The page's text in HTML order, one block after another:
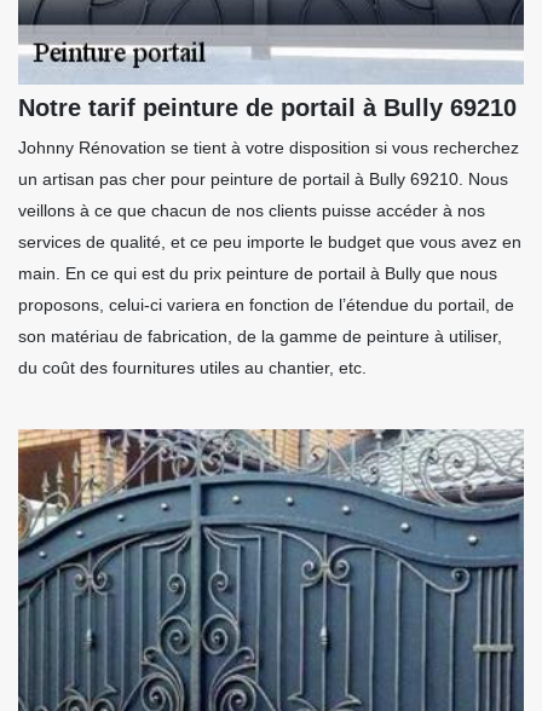
Notre tarif peinture de portail à Bully 69210
Johnny Rénovation se tient à votre disposition si vous recherchez
un artisan pas cher pour peinture de portail à Bully 69210. Nous
veillons à ce que chacun de nos clients puisse accéder à nos
services de qualité, et ce peu importe le budget que vous avez en
main. En ce qui est du prix peinture de portail à Bully que nous
proposons, celui-ci variera en fonction de l’étendue du portail, de
son matériau de fabrication, de la gamme de peinture à utiliser,
du coût des fournitures utiles au chantier, etc.